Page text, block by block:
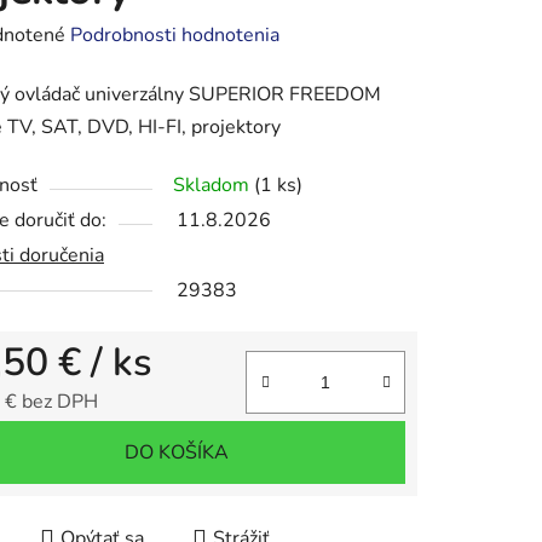
Podrobnosti hodnotenia
ovládač univerzálny SUPERIOR FREEDOM
TV, SAT, DVD, HI-FI, projektory
Skladom (1 ks)
doručiť do:
11.8.2026
doručenia
29383
€/ ks
bez DPH
DO KOŠÍKA